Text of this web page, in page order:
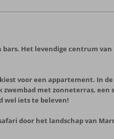
Het levendige centrum
voor een appartement. In de
met zonneterras, een
wel iets te beleven!
door het landschap van